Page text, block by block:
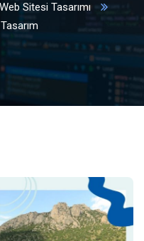
Web Sitesi Tasarımı